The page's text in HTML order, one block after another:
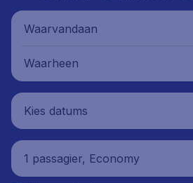
Waarvandaan
Waarheen
Kies datums
1 passagier, Economy